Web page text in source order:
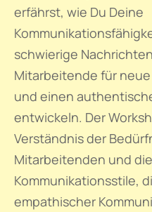
erfährst, wie Du Deine
schwierige
Mitarbeitende für
und einen
entwickeln. Der
Verständnis der
Mitarbeitenden und
Kommunikationsstile,
empathischer